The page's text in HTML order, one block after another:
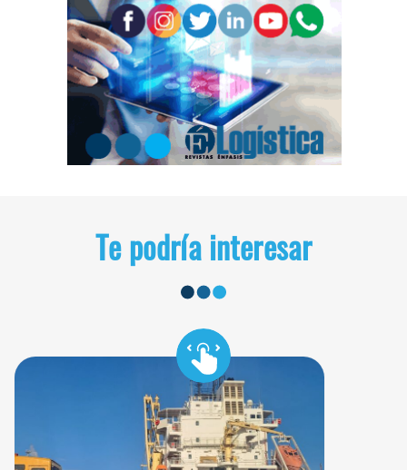
Te podría interesar